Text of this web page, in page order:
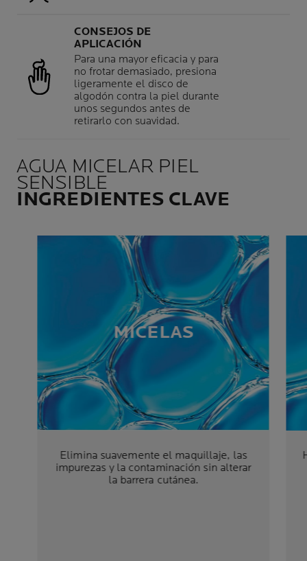
CONSEJOS DE
APLICACIÓN
Para una mayor eficacia y para
no frotar demasiado, presiona
ligeramente el disco de
algodón contra la piel durante
unos segundos antes de
retirarlo con suavidad.
AGUA MICELAR PIEL
SENSIBLE
INGREDIENTES CLAVE
MICELAS
Elimina suavemente el maquillaje, las
impurezas y la contaminación sin alterar
la barrera cutánea.